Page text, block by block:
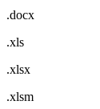
.docx
.xls
.xlsx
.xlsm